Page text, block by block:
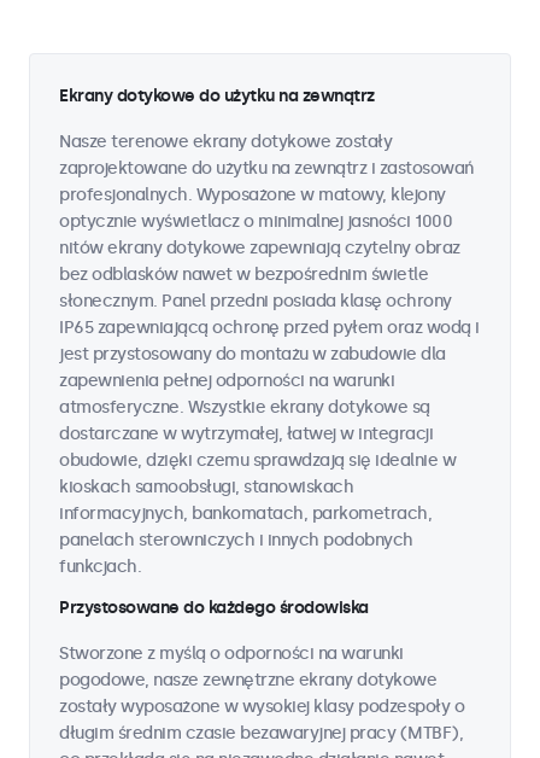
Ekrany dotykowe do użytku na zewnątrz
Nasze terenowe ekrany dotykowe zostały
zaprojektowane do użytku na zewnątrz i zastosowań
profesjonalnych. Wyposażone w matowy, klejony
optycznie wyświetlacz o minimalnej jasności 1000
nitów ekrany dotykowe zapewniają czytelny obraz
bez odblasków nawet w bezpośrednim świetle
słonecznym. Panel przedni posiada klasę ochrony
IP65 zapewniającą ochronę przed pyłem oraz wodą i
jest przystosowany do montażu w zabudowie dla
zapewnienia pełnej odporności na warunki
atmosferyczne. Wszystkie ekrany dotykowe są
dostarczane w wytrzymałej, łatwej w integracji
obudowie, dzięki czemu sprawdzają się idealnie w
kioskach samoobsługi, stanowiskach
informacyjnych, bankomatach, parkometrach,
panelach sterowniczych i innych podobnych
funkcjach.
Przystosowane do każdego środowiska
Stworzone z myślą o odporności na warunki
pogodowe, nasze zewnętrzne ekrany dotykowe
zostały wyposażone w wysokiej klasy podzespoły o
długim średnim czasie bezawaryjnej pracy (MTBF),